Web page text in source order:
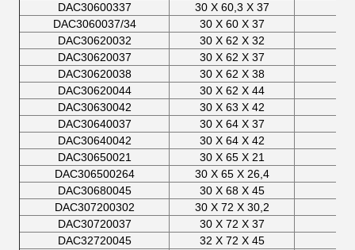
DAC30600337
30 X 60,3 X 37
DAC3060037/34
30 X 60 X 37
DAC30620032
30 X 62 X 32
DAC30620037
30 X 62 X 37
DAC30620038
30 X 62 X 38
DAC30620044
30 X 62 X 44
DAC30630042
30 X 63 X 42
DAC30640037
30 X 64 X 37
DAC30640042
30 X 64 X 42
DAC30650021
30 X 65 X 21
DAC306500264
30 X 65 X 26,4
DAC30680045
30 X 68 X 45
DAC307200302
30 X 72 X 30,2
DAC30720037
30 X 72 X 37
DAC32720045
32 X 72 X 45